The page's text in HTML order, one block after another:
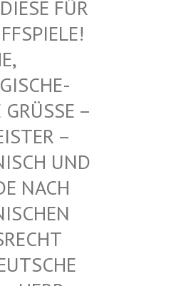
FÜR IH
KE
RIT
– GROSS
ALTHE
ERZDR
ALTHE
STAMM
DRUID